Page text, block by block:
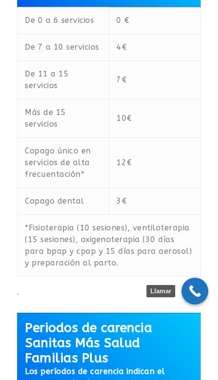
De 0 a 6 servicios 0 €
De 7 a 10 servicios 4€
De 11 a 15
servicios
7€
Más de 15
servicios
10€
Copago único en
servicios de alta
frecuentación*
12€
Copago dental 3€
*Fisioterapia (10 sesiones), ventiloterapia
(15 sesiones), oxigenoterapia (30 días
para bpap y cpap y 15 días para aerosol)
y preparación al parto.
.
Periodos de carencia
Sanitas Más Salud
Familias Plus
Los períodos de carencia indican el
Llamar